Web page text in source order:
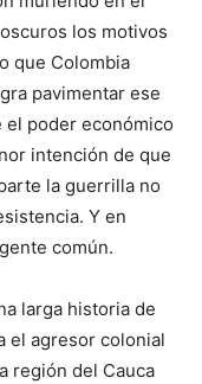
los motivos
que Colombia
pavimentar ese
poder económico
intención de que
la guerrilla no
Y en
común.
larga historia de
el agresor colonial
región del Cauca